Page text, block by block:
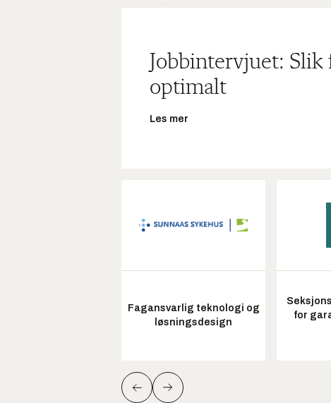
Jobbintervjuet:
optimalt
Les mer
Fagansvarlig teknologi og
løsningsdesign
for